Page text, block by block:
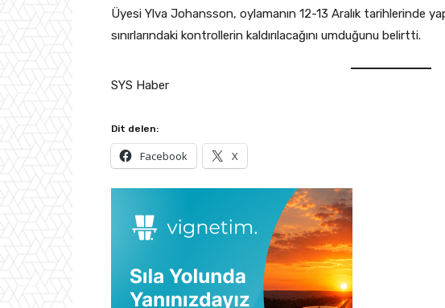
Üyesi Ylva Johansson, oylamanın 12-13 Aralık tarihlerinde
sınırlarındaki kontrollerin kaldırılacağını umduğunu belirtti.
SYS Haber
Dit delen:
Facebook X